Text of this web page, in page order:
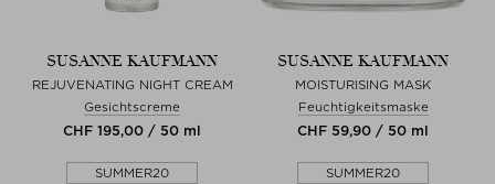
SUSANNE KAUFMANN
REJUVENATING NIGHT CREAM
Gesichtscreme
CHF 195,00 / 50 ml
SUMMER20
SUSANNE KAUFMANN
MOISTURISING MASK
Feuchtigkeitsmaske
CHF 59,90 / 50 ml
SUMMER20